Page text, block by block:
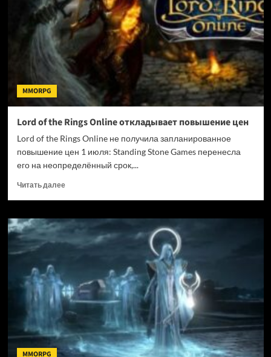
объявили
вместе
с
публикацией
нового
трейлера
MMORPG
Lord of the Rings Online откладывает повышение цен
Lord of the Rings Online не получила запланированное
повышение цен 1 июля: Standing Stone Games перенесла
его на неопределённый срок,...
Читать далееПрочитать
Lord
the
откладывает
повышение
цен
MMORPG